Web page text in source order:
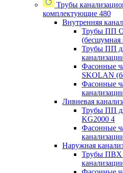
Трубы
комплектующие 480
Внутренняя
Трубы ПП
(бесшумная
Трубы ПП
Фасонные
SKOLAN
Фасонные
Ливневая
Трубы ПП
KG2000 4
Фасонные
Наружная
Трубы ПВХ